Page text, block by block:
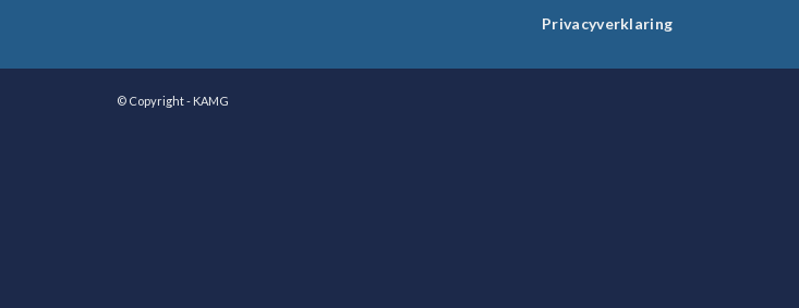
Privacyverklaring
© Copyright - KAMG